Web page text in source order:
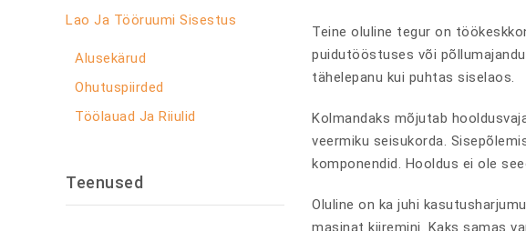
Teine oluline tegur on
puidutööstuses või
tähelepanu kui puhtas siselaos.
Kolmandaks mõjutab
veermiku seisukorda.
komponendid. Hooldus ei ole
Oluline on ka juhi
masinat kiiremini. Kaks samas
Lao Ja Tööruumi Sisestus
Alusekärud
Ohutuspiirded
Töölauad Ja Riiulid
Teenused